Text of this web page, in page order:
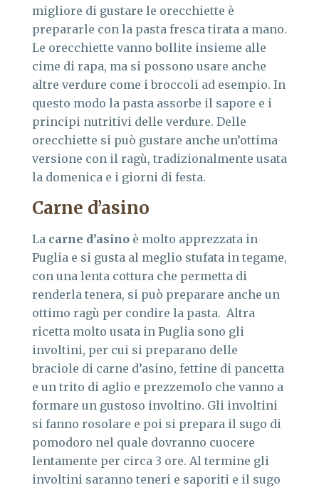
migliore di gustare le orecchiette è
prepararle con la pasta fresca tirata a mano.
Le orecchiette vanno bollite insieme alle
cime di rapa, ma si possono usare anche
altre verdure come i broccoli ad esempio. In
questo modo la pasta assorbe il sapore e i
principi nutritivi delle verdure. Delle
orecchiette si può gustare anche un’ottima
versione con il ragù, tradizionalmente usata
la domenica e i giorni di festa.
Carne d’asino
La carne d’asino è molto apprezzata in
Puglia e si gusta al meglio stufata in tegame,
con una lenta cottura che permetta di
renderla tenera, si può preparare anche un
ottimo ragù per condire la pasta. Altra
ricetta molto usata in Puglia sono gli
involtini, per cui si preparano delle
braciole di carne d’asino, fettine di pancetta
e un trito di aglio e prezzemolo che vanno a
formare un gustoso involtino. Gli involtini
si fanno rosolare e poi si prepara il sugo di
pomodoro nel quale dovranno cuocere
lentamente per circa 3 ore. Al termine gli
involtini saranno teneri e saporiti e il sugo